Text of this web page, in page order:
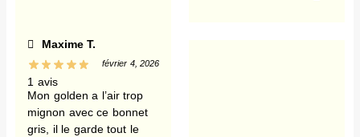
Maxime T.
1 avis
février 4, 2026
Mon golden a l’air trop
mignon avec ce bonnet
gris, il le garde tout le